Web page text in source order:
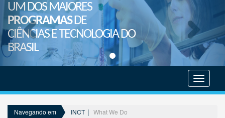
UM DOS MAIORES
PROGRAMASDE
CIÊNCIAS E TECNOLOGIA DO
BRASIL
menu
Navegando em INCT What We Do